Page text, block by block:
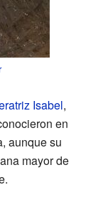
Isabel,
en
aunque su
mayor de